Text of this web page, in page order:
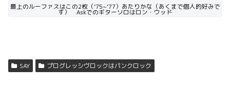
最上のルーファスはこの2枚（’75~’77）あたりかな（あくまで個人的好みで
す） Askでのギターソロはロン・ウッド
SAY プログレッシヴロックはパンクロック